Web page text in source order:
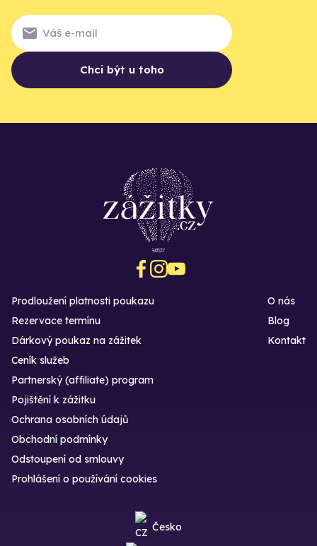
Chci být u toho
Prodloužení platnosti poukazu
Rezervace termínu
Dárkový poukaz na zážitek
O nás
Blog
Kontakt
Ceník služeb
Partnerský (affiliate) program
Pojištění k zážitku
Ochrana osobních údajů
Obchodní podmínky
Odstoupení od smlouvy
Prohlášení o používání cookies
Česko